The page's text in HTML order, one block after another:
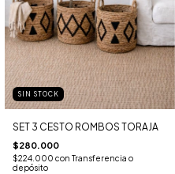
SIN STOCK
SET 3 CESTO ROMBOS TORAJA
$280.000
$224.000 con Transferencia o
depósito